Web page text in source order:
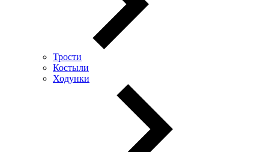
Трости
Костыли
Ходунки